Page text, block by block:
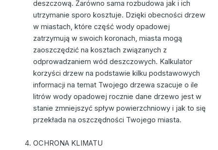
deszczową. Zarówno sama rozbudowa jak i ich
utrzymanie sporo kosztuje. Dzięki obecności drzew
w miastach, które część wody opadowej
zatrzymują w swoich koronach, miasta mogą
zaoszczędzić na kosztach związanych z
odprowadzaniem wód deszczowych. Kalkulator
korzyści drzew na podstawie kilku podstawowych
informacji na temat Twojego drzewa szacuje o ile
litrów wody opadowej rocznie dane drzewo jest w
stanie zmniejszyć spływ powierzchniowy i jak to się
przekłada na oszczędności Twojego miasta.
OCHRONA KLIMATU